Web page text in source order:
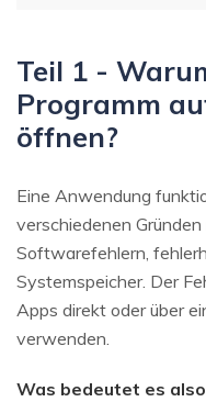
Teil 1 -
Programm
öffnen?
Eine Anwendung
verschiedenen
Softwarefehlern,
Systemspeicher. Der
Apps direkt oder über
verwenden.
Was bedeutet es